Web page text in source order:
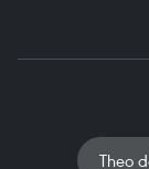
Theo